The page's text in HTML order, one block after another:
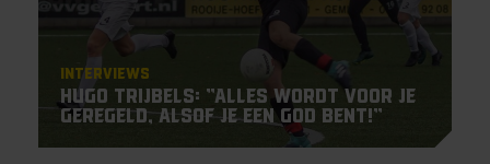
Interviews
Hugo Trijbels: ”Alles wordt voor je
geregeld, alsof je een god bent!”